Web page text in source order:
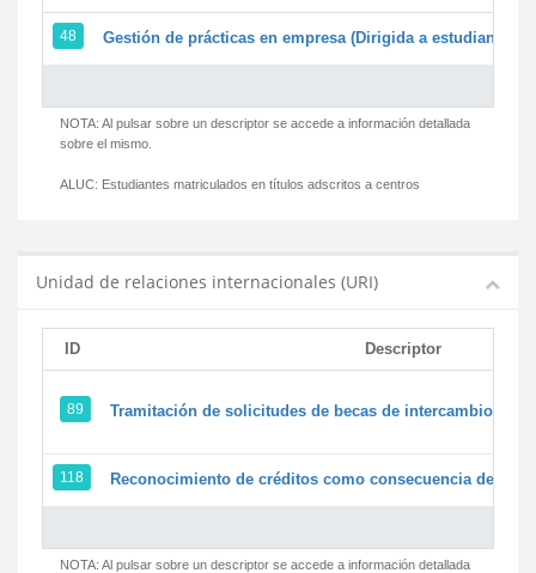
48 Gestión de prácticas en empresa (Dirigida a estudiantes)
NOTA: Al pulsar sobre un descriptor se accede a información detallada
sobre el mismo.
ALUC: Estudiantes matriculados en títulos adscritos a centros
Unidad de relaciones internacionales (URI)
ID Descriptor
89 Tramitación de solicitudes de becas de intercambio
118 Reconocimiento de créditos como consecuencia de un
NOTA: Al pulsar sobre un descriptor se accede a información detallada